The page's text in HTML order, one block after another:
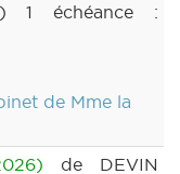
1 échéance :
de Mme la
de DEVIN